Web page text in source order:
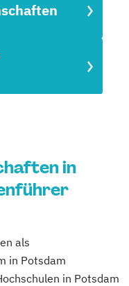
in
als
in Potsdam
in Potsdam